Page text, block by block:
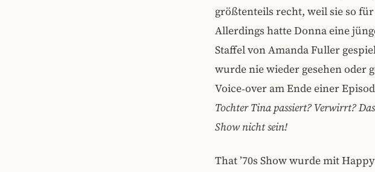
größtenteils recht, weil sie so
Allerdings hatte Donna eine
Staffel von Amanda Fuller
wurde nie wieder gesehen oder
Voice‑over am Ende einer
Tochter Tina passiert? Verwirrt?
Show nicht sein!
That ’70s Show wurde mit